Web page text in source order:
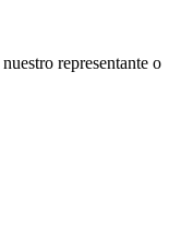
representante o